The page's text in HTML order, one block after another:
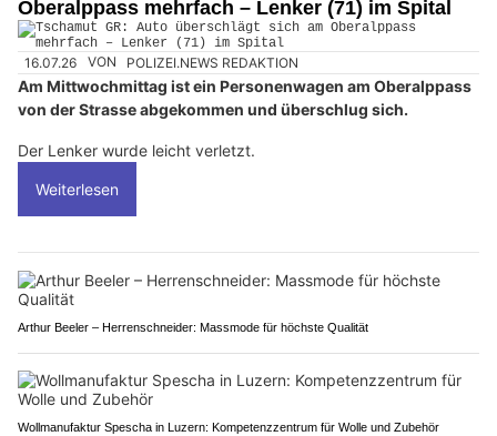
Oberalppass mehrfach – Lenker (71) im Spital
16.07.26 VON POLIZEI.NEWS REDAKTION
Am Mittwochmittag ist ein Personenwagen am Oberalppass
von der Strasse abgekommen und überschlug sich.
Der Lenker wurde leicht verletzt.
Weiterlesen
Arthur Beeler – Herrenschneider: Massmode für höchste Qualität
Wollmanufaktur Spescha in Luzern: Kompetenzzentrum für Wolle und Zubehör